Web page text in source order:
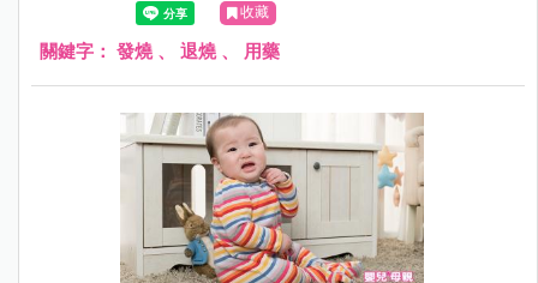
收藏
關鍵字： 發燒、 退燒、 用藥